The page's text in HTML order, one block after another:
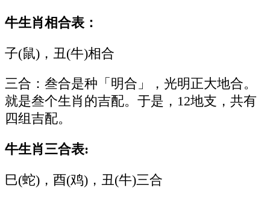
牛生肖相合表：
子(鼠)，丑(牛)相合
三合：叁合是种「明合」，光明正大地合。
就是叁个生肖的吉配。于是，12地支，共有
四组吉配。
牛生肖三合表:
巳(蛇)，酉(鸡)，丑(牛)三合